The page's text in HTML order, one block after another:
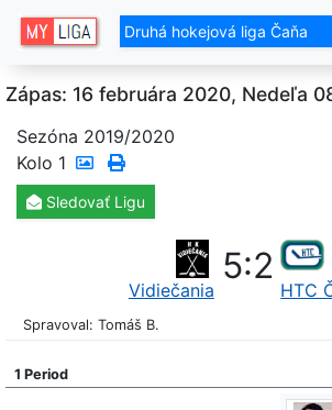
Druhá hokejová liga Čaňa
Zápas: 16 februára 2020, Nedeľa
Sezóna 2019/2020
Kolo 1
Sledovať Ligu
Vidiečania
5:2
HTC
Spravoval: Tomáš B.
1 Period